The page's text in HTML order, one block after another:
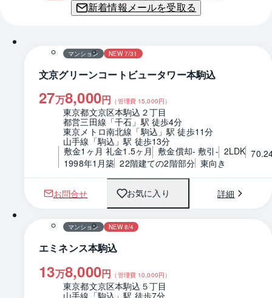
新着情報メールを受取る
マンション NEW 7/31
文京グリーンコートビュータワー本駒込
27万8,000円 （管理費 15,000円）
東京都文京区本駒込２丁目
都営三田線「千石」駅 徒歩4分
東京メトロ南北線「駒込」駅 徒歩11分
山手線「駒込」駅 徒歩13分
敷金1ヶ月 礼金1.5ヶ月
敷金償却- 敷引- 2LDK
1998年1月築 22階建ての2階部分 東向き
お問合せ お気に入り 詳細
1 / 0 間取り
マンション NEW 8/4
エミネンス本駒込
13万8,000円 （管理費 10,000円）
東京都文京区本駒込５丁目
山手線「駒込」駅 徒歩7分